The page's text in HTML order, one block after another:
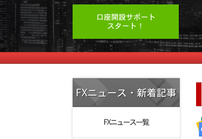
口座開設サポート
スタート！
FXニュース・新着記事
FXニュース一覧